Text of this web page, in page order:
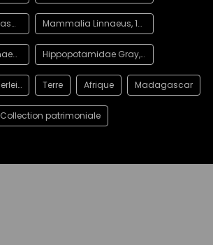
Theria Parker and Haswell, 1897 : Sous-classe Mammalia Linnaeus, 1758 : Classe
Hippopotamus Linnaeus, 1758 : Genre Hippopotamidae Gray, 1821 : Famille
Hippopotamus lemerlei Grandidier, 1868 Terre Afrique Madagascar
Collection patrimoniale